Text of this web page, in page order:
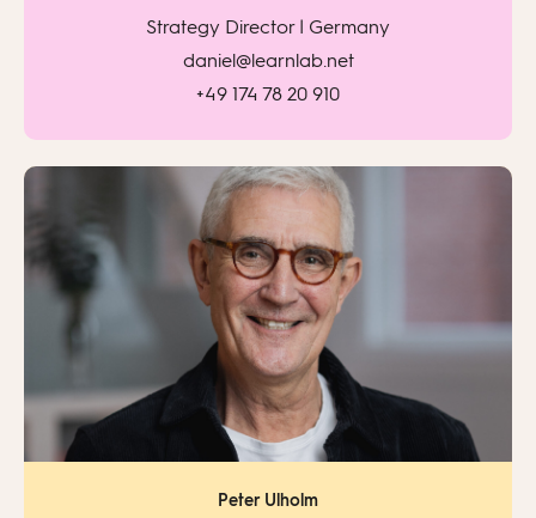
Strategy Director | Germany
daniel@learnlab.net
+49 174 78 20 910
Peter Ulholm